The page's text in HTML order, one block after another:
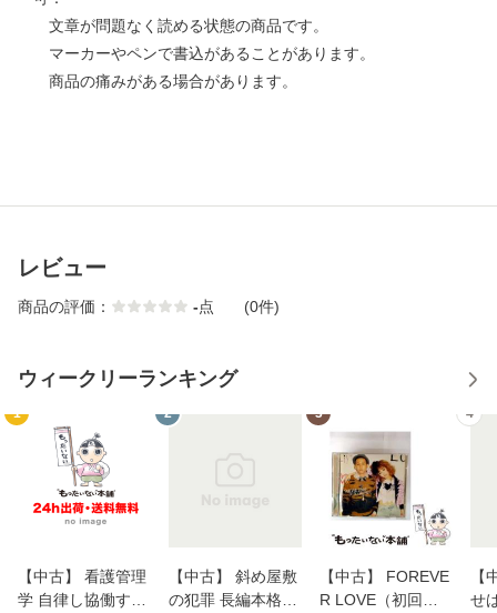
文章が問題なく読める状態の商品です。
マーカーやペンで書込があることがあります。
商品の痛みがある場合があります。
レビュー
商品の評価： -点 (0件)
ウィークリーランキング
1
【中古】 看護管理
学 自律し協働する
2
【中古】 斜め屋敷
の犯罪 長編本格推
3
【中古】 FOREVE
R LOVE（初回生
4
【
せ